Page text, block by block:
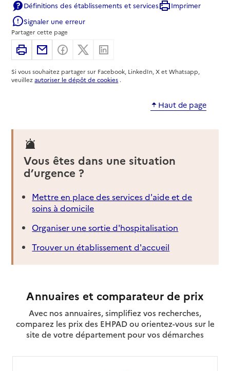
Définitions des établissements et services
Imprimer
Signaler une erreur
Partager cette page
ImprimerPartager par email
Partager sur Facebook
Partager sur X
Si vous souhaitez partager sur Facebook, LinkedIn, X et Whatsapp,
veuillezautoriser le dépôt de cookies .
Haut de page
Vous êtes dans une situation
d’urgence ?
Mettre en place des services d'aide et de
soins à domicile
Organiser une sortie d'hospitalisation
Trouver un établissement d'accueil
Annuaires et comparateur de prix
Avec nos annuaires, simplifiez vos recherches,
comparez les prix des EHPAD ou orientez-vous sur le
site de votre département pour vos démarches